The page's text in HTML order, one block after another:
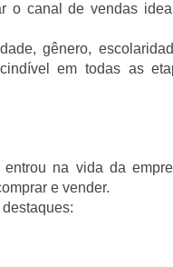
o canal de vendas
gênero,
em todas as
na vida da
e vender.